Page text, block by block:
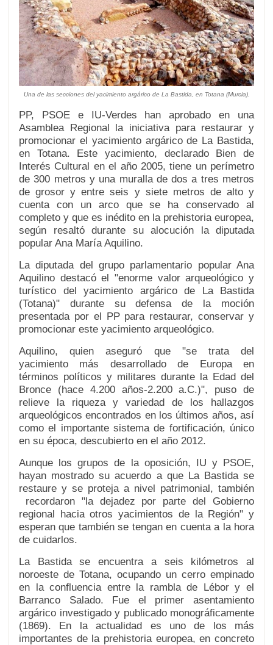
Una de las secciones del yacimiento argárico de La Bastida, en Totana (Murcia).
PP, PSOE e IU-Verdes han aprobado en una
Asamblea Regional la iniciativa para restaurar y
promocionar el yacimiento argárico de La Bastida,
en Totana. Este yacimiento, declarado Bien de
Interés Cultural en el año 2005, tiene un perímetro
de 300 metros y una muralla de dos a tres metros
de grosor y entre seis y siete metros de alto y
cuenta con un arco que se ha conservado al
completo y que es inédito en la prehistoria europea,
según resaltó durante su alocución la diputada
popular Ana María Aquilino.
La diputada del grupo parlamentario popular Ana
Aquilino destacó el "enorme valor arqueológico y
turístico del yacimiento argárico de La Bastida
(Totana)" durante su defensa de la moción
presentada por el PP para restaurar, conservar y
promocionar este yacimiento arqueológico.
Aquilino, quien aseguró que "se trata del
yacimiento más desarrollado de Europa en
términos políticos y militares durante la Edad del
Bronce (hace 4.200 años-2.200 a.C.)", puso de
relieve la riqueza y variedad de los hallazgos
arqueológicos encontrados en los últimos años, así
como el importante sistema de fortificación, único
en su época, descubierto en el año 2012.
Aunque los grupos de la oposición, IU y PSOE,
hayan mostrado su acuerdo a que La Bastida se
restaure y se proteja a nivel patrimonial, también
recordaron "la dejadez por parte del Gobierno
regional hacia otros yacimientos de la Región" y
esperan que también se tengan en cuenta a la hora
de cuidarlos.
La Bastida se encuentra a seis kilómetros al
noroeste de Totana, ocupando un cerro empinado
en la confluencia entre la rambla de Lébor y el
Barranco Salado. Fue el primer asentamiento
argárico investigado y publicado monográficamente
(1869). En la actualidad es uno de los más
importantes de la prehistoria europea, en concreto